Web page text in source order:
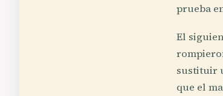
prueba
El
sustituir
que el